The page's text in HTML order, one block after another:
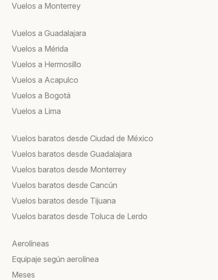
Vuelos a Monterrey
Vuelos a Guadalajara
Vuelos a Mérida
Vuelos a Hermosillo
Vuelos a Acapulco
Vuelos a Bogotá
Vuelos a Lima
Vuelos baratos desde Ciudad de México
Vuelos baratos desde Guadalajara
Vuelos baratos desde Monterrey
Vuelos baratos desde Cancún
Vuelos baratos desde Tijuana
Vuelos baratos desde Toluca de Lerdo
Aerolíneas
Equipaje según aerolínea
Meses